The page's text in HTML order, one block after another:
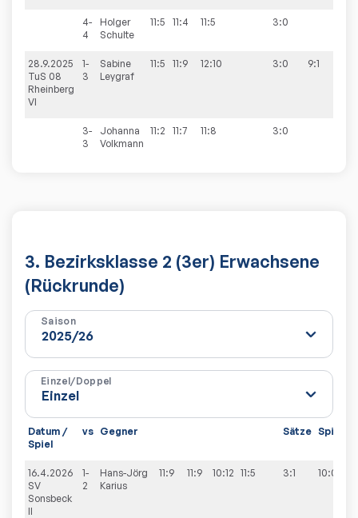
4-
4
Holger
Schulte
11:5 11:4 11:5 3:0
28.9.2025
TuS 08
Rheinberg
VI
1-
3
Sabine
Leygraf
11:5 11:9 12:10 3:0 9:1
3-
3
Johanna
Volkmann
11:2 11:7 11:8 3:0
3. Bezirksklasse 2 (3er) Erwachsene
(Rückrunde)
Saison
Einzel/Doppel
Datum /
Spiel
vs Gegner Sätze Spiele
16.4.2026
SV
Sonsbeck
II
1-
2
Hans-Jörg
Karius
11:9 11:9 10:12 11:5 3:1 10:0